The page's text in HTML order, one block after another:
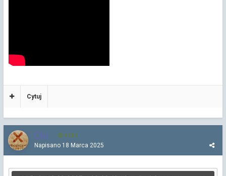
Cytuj
Chi 4 252
Napisano 18 Marca 2025